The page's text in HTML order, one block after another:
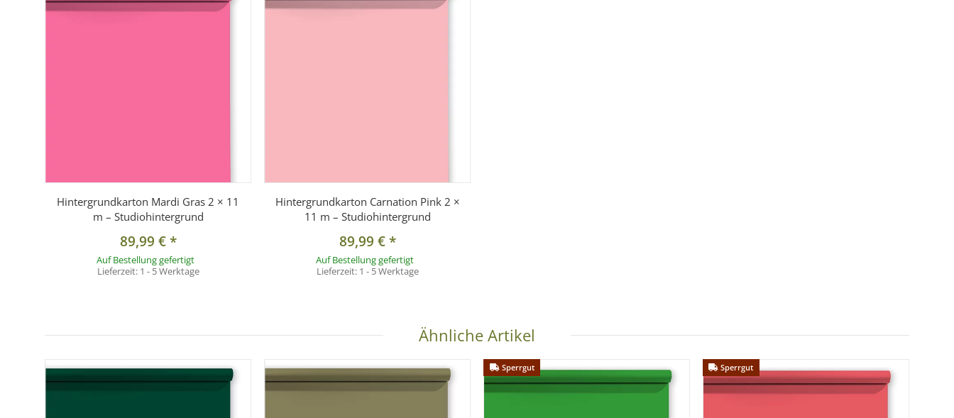
Hintergrundkarton Mardi Gras 2 × 11
m – Studiohintergrund
89,99 €*
Auf Bestellung gefertigt
Lieferzeit: 1 - 5 Werktage
Hintergrundkarton Carnation Pink 2 ×
11 m – Studiohintergrund
89,99 €*
Auf Bestellung gefertigt
Lieferzeit: 1 - 5 Werktage
Ähnliche Artikel
Sperrgut Sperrgut